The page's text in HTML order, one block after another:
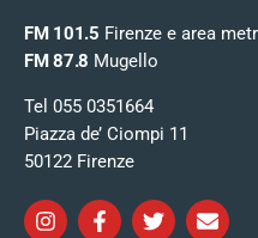
FM 101.5 Firenze e area
FM 87.8 Mugello
Tel 055 0351664
Piazza de’ Ciompi 11
50122 Firenze